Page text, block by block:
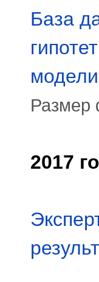
База
Размер
2017